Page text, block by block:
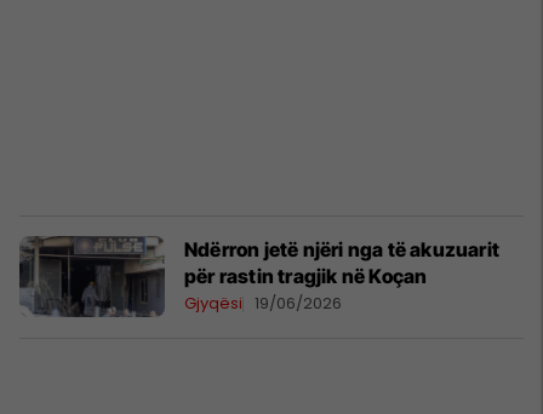
Ndërron jetë njëri nga të akuzuarit
për rastin tragjik në Koçan
Gjyqësi 19/06/2026